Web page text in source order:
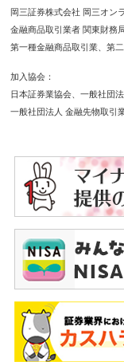
岡三証券株式会社 岡三オン
金融商品取引業者 関東財務
第一種金融商品取引業
第
加入協会
日本証券業協会
一般社団
一般社団法人 金融先物取引